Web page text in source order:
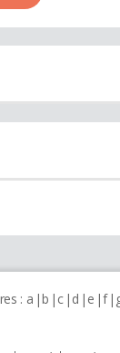
: a b c d e f